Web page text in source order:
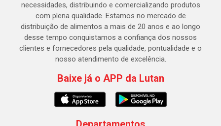
necessidades, distribuindo e comercializando produtos
com plena qualidade. Estamos no mercado de
distribuição de alimentos a mais de 20 anos e ao longo
desse tempo conquistamos a confiança dos nossos
clientes e fornecedores pela qualidade, pontualidade e o
nosso atendimento de excelência.
Baixe já o APP da Lutan